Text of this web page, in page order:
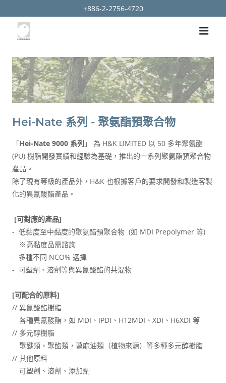
+886-2-2756-4720
Hei-Nate 系列 - 聚氨酯預聚合物
「Hei-Nate 9000 系列 」 為 H&K LIMITED 以 50 多年聚氨酯
(PU) 樹脂開發實績和經驗為基礎，推出的一系列聚氨酯預聚合物
產品。
除了現有等級的產品外，H&K 也根據客戶的要求開發和製造客製
化的異氰酸酯產品。
[可對應的產品]
- 低黏度至中黏度的聚氨酯預聚合物 (如 MDI Prepolymer 等)
※高黏度品需諮詢
- 多種不同 NCO% 選擇
- 可塑劑、溶劑等與異氰酸酯的共混物
[可配合的原料]
// 異氰酸酯樹脂
各種異氰酸酯，如 MDI、IPDI、H12MDI、XDI、H6XDI 等
// 多元醇樹脂
聚醚類，聚酯類，蓖麻油類（植物來源）等多種多元醇樹脂
// 其他原料
可塑劑、溶劑、添加劑